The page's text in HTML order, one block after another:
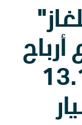
13.162
مليار